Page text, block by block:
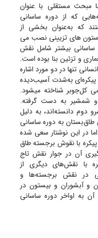
مبحث مستقلی با عنوان
که از دوره ساسانی
که به‌عنوان بخشی از
ستون های تزیینی نصب می
ساسانی بیشتر شامل نقش
و تزئین بنا بوده است.
تنها در دو مورد اشاره
پیکره‌ای به‌شدت آسیب‌دیده
کل‌جو‌بر شناخته میشود.
و شمشیر به دست گرفته.
دوم دانسته‌اند، به دلیل
طاق‌بستان به دوره ساسانی
در این نوشتار سعی شده
با نقوش برجسته طاق
آن در جوار نقش تاج
با نقش‌های دیگری از
در نقش برجسته‌ها و
و آبشوران و بیستون در
به اواخر دوره ساسانی